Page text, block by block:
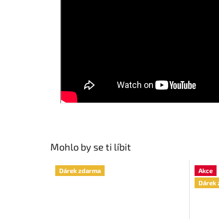
Mohlo by se ti líbit
Dárek zdarma
Akce
Dárek